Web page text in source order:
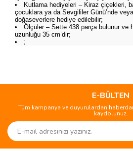
Kutlama hediyeleri – Kiraz çiçekleri,
çocuklara ya da Sevgililer Günü’nde
doğaseverlere hediye edilebilir;
Ölçüler – Sette 438 parça bulunur ve
uzunluğu 35 cm’dir;
;
Yorum Yaz
kullanarak tarafımıza iletebilirsiniz.
Görüş ve önerileriniz için teşekkür
Ürün açıklamasında eksik bilgiler
Ürün bilgilerinde hatalar
E-BÜLTEN
Tüm kampanya ve duyurulardan
kaydolunuz.